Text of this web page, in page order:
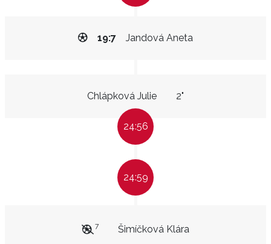
Jandová Aneta
19:7
Chlápková Julie 2"
24:56
24:59
Šimíčková Klára
7